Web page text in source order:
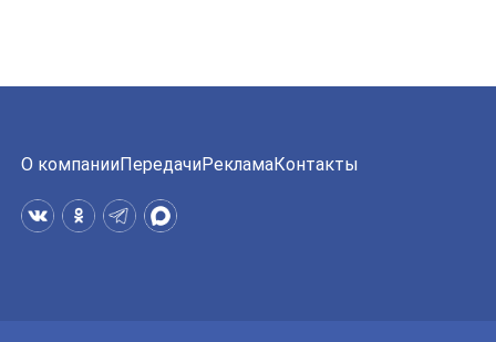
О компанииПередачиРекламаКонтакты